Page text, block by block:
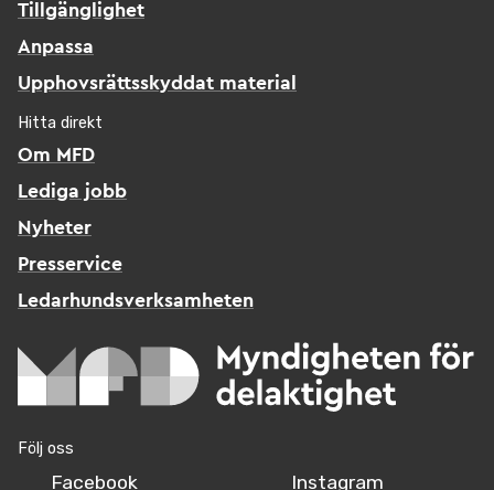
Tillgänglighet
Anpassa
Upphovsrättsskyddat material
Hitta direkt
Om MFD
Lediga jobb
Nyheter
Presservice
Ledarhundsverksamheten
Följ oss
Facebook Instagram